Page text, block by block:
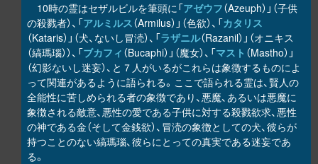
10時の霊はセザルビルを筆頭に「アゼウフ（Azeuph）」（子供
の殺戮者）、「アルミルス（Armilus）」（色欲）、「カタリス
（Kataris）」（犬、ないし冒涜）、「ラザニル（Razanil）」（オニキス
（縞瑪瑙））、「ブカフィ （Bucaphi）」（魔女）、「マスト （Mastho）」
（幻影ないし迷妄）、と７人がいるがこれらは象徴するものによ
って関連があるように語られる。ここで語られる霊は、賢人の
全能性に苦しめられる者の象徴であり、悪魔、あるいは悪魔に
象徴される敵意、悪性の愛である子供に対する殺戮欲求、悪性
の神である金（そして金銭欲）、冒涜の象徴としての犬、彼らが
持つことのない縞瑪瑙、彼らにとっての真実である迷妄であ
る。